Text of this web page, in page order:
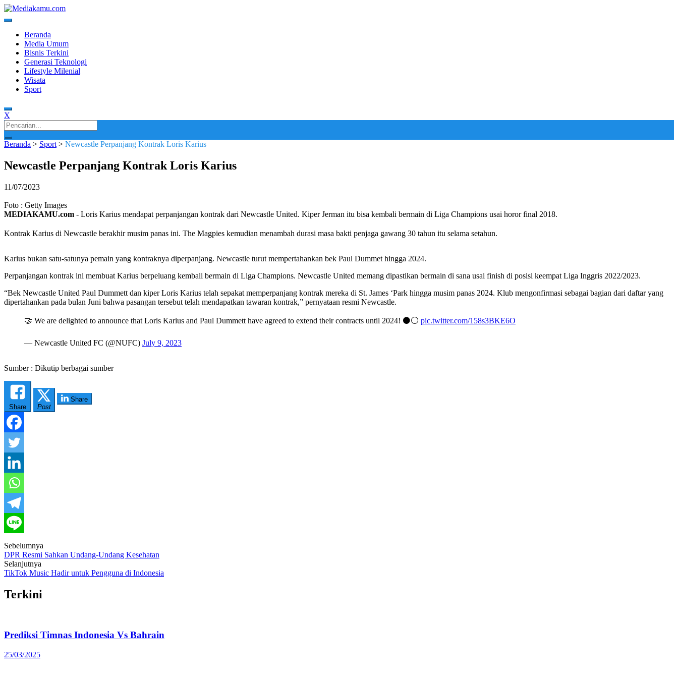
Skip
to
MEDIAKAMU.com
Media Terkini untuk Generasi Milenial!
Beranda
Media Umum
Bisnis Terkini
Generasi Teknologi
Lifestyle Milenial
Wisata
Sport
X
Search
for:
Beranda > Sport > Newcastle Perpanjang Kontrak Loris Karius
Newcastle Perpanjang Kontrak Loris Karius
11/07/2023
Foto : Getty Images
MEDIAKAMU.com - Loris Karius mendapat perpanjangan kontrak dari Newcastle United. Kiper Jerman itu bisa kembali bermain di Liga Champions usai horor final 2018.
Kontrak Karius di Newcastle berakhir musim panas ini. The Magpies kemudian menambah durasi masa bakti penjaga gawang 30 tahun itu selama setahun.
Karius bukan satu-satunya pemain yang kontraknya diperpanjang. Newcastle turut mempertahankan bek Paul Dummet hingga 2024.
Perpanjangan kontrak ini membuat Karius berpeluang kembali bermain di Liga Champions. Newcastle United memang dipastikan bermain di sana usai finish di posisi keempat Liga Inggris 2022/2023.
“Bek Newcastle United Paul Dummett dan kiper Loris Karius telah sepakat memperpanjang kontrak mereka di St. James ‘Park hingga musim panas 2024. Klub mengonfirmasi sebagai bagian dari daftar yang
dipertahankan pada bulan Juni bahwa pasangan tersebut telah mendapatkan tawaran kontrak,” pernyataan resmi Newcastle.
🤝 We are delighted to announce that Loris Karius and Paul Dummett have agreed to extend their contracts until 2024! ⚫️⚪️ pic.twitter.com/158s3BKE6O
— Newcastle United FC (@NUFC) July 9, 2023
Sumber : Dikutip berbagai sumber
Share Post
Share
Post
navigation
Sebelumnya
DPR Resmi Sahkan Undang-Undang Kesehatan
Selanjutnya
TikTok Music Hadir untuk Pengguna di Indonesia
Terkini
Prediksi Timnas Indonesia Vs Bahrain
25/03/2025